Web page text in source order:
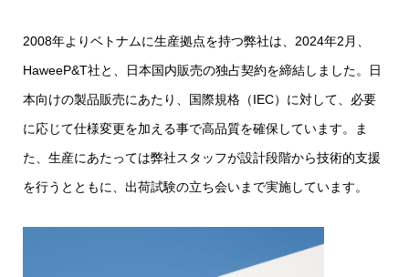
2008年よりベトナムに生産拠点を持つ弊社は、2024年2月、
HaweeP&T社と、日本国内販売の独占契約を締結しました。日
本向けの製品販売にあたり、国際規格（IEC）に対して、必要
に応じて仕様変更を加える事で高品質を確保しています。ま
た、生産にあたっては弊社スタッフが設計段階から技術的支援
を行うとともに、出荷試験の立ち会いまで実施しています。